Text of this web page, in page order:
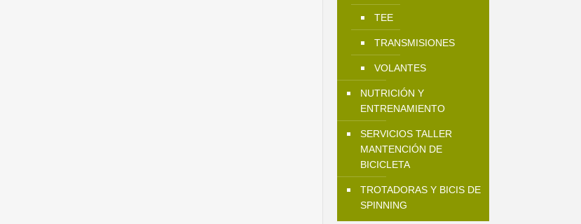
TEE
TRANSMISIONES
VOLANTES
NUTRICIÓN Y
ENTRENAMIENTO
SERVICIOS TALLER
MANTENCIÓN DE
BICICLETA
TROTADORAS Y BICIS DE
SPINNING